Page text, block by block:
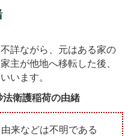
詳ながら、元はある家の
主が他地へ移転した後、
います。
法衛護稲荷の由緒
来などは不明である